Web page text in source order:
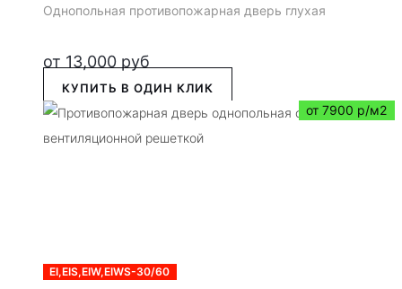
Однопольная противопожарная дверь глухая
от 13,000 руб
КУПИТЬ В ОДИН КЛИК
от 7900 р/м2
EI,EIS,EIW,EIWS-30/60